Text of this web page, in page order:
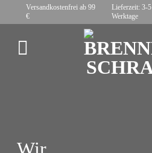
Versandkostenfrei ab 99
€
Lieferzeit: 3-5
Werktage
Wir